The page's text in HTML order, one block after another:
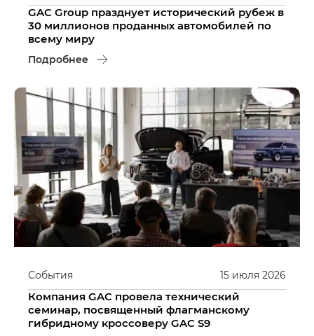
GAC Group празднует исторический рубеж в
30 миллионов проданных автомобилей по
всему миру
Подробнее
15 июля 2026
События
Компания GAC провела технический
семинар, посвященный флагманскому
гибридному кроссоверу GAC S9